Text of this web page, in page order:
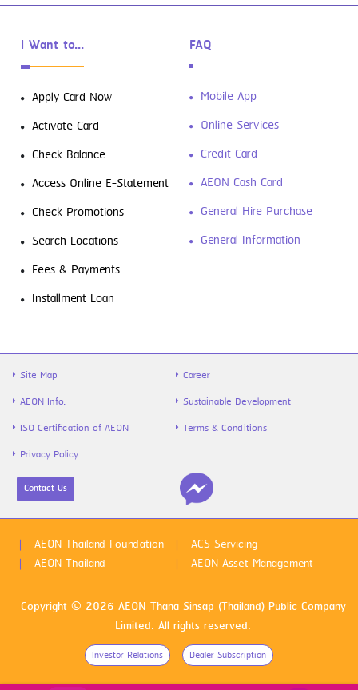
ดาวน์โหลดฟรี! 4 แอปการเงินที่ต้องมีติด
รู้จัก “สินเชื่อส่วนบุคคล” ตัวช่วยเงิน
ขาดมือ พร้อมวิธีใช้ให้คุ้ม และไม่เป็นหนี้ซ้ำ
ไข้หวัดใหญ่สายพันธุ์ A VS B ต่างกันยัง
ไง พร้อมวิธีป้องกันก่อนป่วย
I Want to...
Apply Card Now
Activate Card
Check Balance
Access Online E-Statement
Check Promotions
Search Locations
Fees & Payments
Installment Loan
FAQ
Mobile App
Online Services
Credit Card
AEON Cash Card
General Hire Purchase
General Information
Site Map
Career
AEON Info.
Sustainable Development
ISO Certification of AEON
Terms & Conditions
Privacy Policy
Contact Us
AEON Thailand Foundation
ACS Servicing
AEON Thailand
AEON Asset Management
Copyright © 2026 AEON Thana Sinsap (Thailand) Public Company
Limited. All rights reserved.
Investor Relations Dealer Subscription